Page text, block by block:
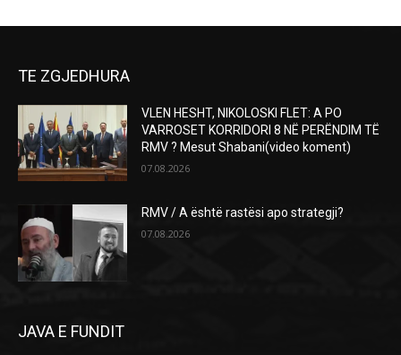
TE ZGJEDHURA
VLEN HESHT, NIKOLOSKI FLET: A PO
VARROSET KORRIDORI 8 NË PERËNDIM TË
RMV ? Mesut Shabani(video koment)
07.08.2026
RMV / A është rastësi apo strategji?
07.08.2026
JAVA E FUNDIT